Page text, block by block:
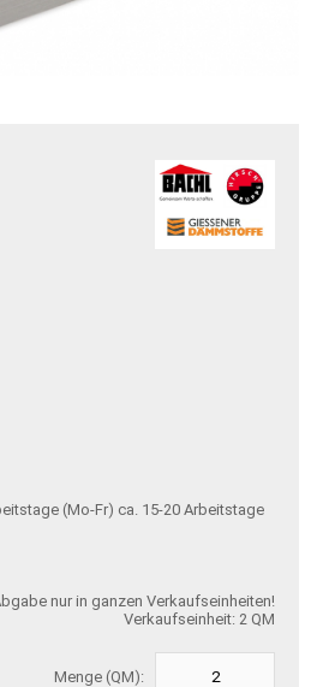
ca. 15-20 Arbeitstage
nur in ganzen Verkaufseinheiten!
Verkaufseinheit: 2 QM
Menge (QM):